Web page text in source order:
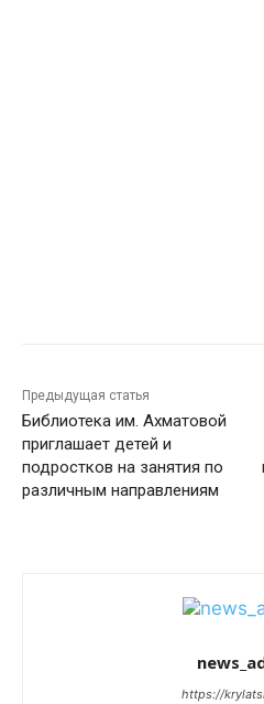
Предыдущая статья
Библиотека им. Ахматовой
приглашает детей и
подростков на занятия по
различным направлениям
https://